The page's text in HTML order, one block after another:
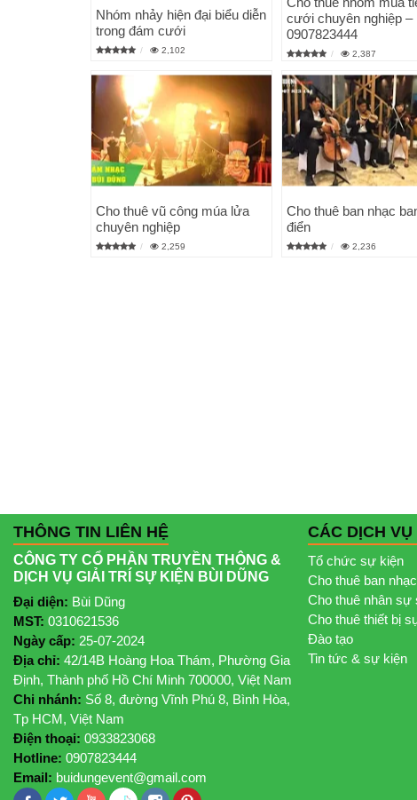
Nhóm nhảy hiện đại biểu diễn
trong đám cưới
2,102
cưới chuyên nghiệp –
0907823444
2,387
Cho thuê vũ công múa lửa
chuyên nghiệp
2,259
Cho thuê ban nhạc
điển
2,236
THÔNG TIN LIÊN HỆ
CÔNG TY CỔ PHẦN TRUYỀN THÔNG &
DỊCH VỤ GIẢI TRÍ SỰ KIỆN BÙI DŨNG
Đại diện: Bùi Dũng
MST: 0310621536
Ngày cấp: 25-07-2024
Địa chỉ: 42/14B Hoàng Hoa Thám, Phường Gia
Định, Thành phố Hồ Chí Minh 700000, Việt Nam
Chi nhánh: Số 8, đường Vĩnh Phú 8, Bình Hòa,
Tp HCM, Việt Nam
Điện thoại: 0933823068
Hotline: 0907823444
Email: buidungevent@gmail.com
CÁC DỊCH
Tổ chức sự kiện
Cho thuê ban nhạc
Cho thuê nhân sự
Cho thuê thiết bị
Đào tạo
Tin tức & sự kiện